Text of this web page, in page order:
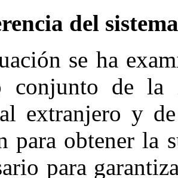
del
se ha
conjunto de la
extranjero y
para obtener la
para